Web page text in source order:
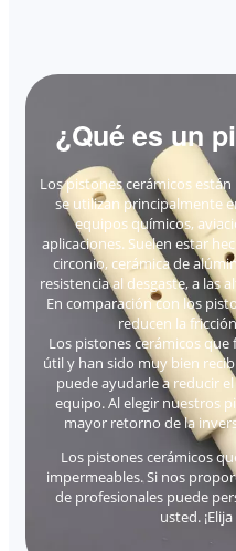
¿Qué es un
Los pistones cerámicos
se utilizan principalmente
equipos químicos,
aplicaciones. Suelen estar
circonio, cerámica de
resistencia al desgaste, a las
En comparación con los
reducen la
Los pistones cerámicos
útil y han sido muy bien
puede ayudarle a reducir
equipo. Al elegir nuestros
mayor retorno de la
Los pistones cerámicos
impermeables. Si nos
de profesionales puede
usted.